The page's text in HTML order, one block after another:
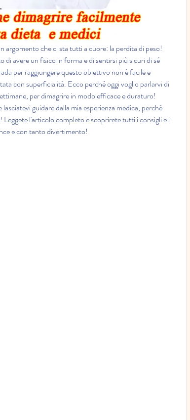
argomento che ci sta tutti a cuore: la perdita di peso!
di avere un fisico in forma e di sentirsi più sicuri di sé
per raggiungere questo obiettivo non è facile e
con superficialità. Ecco perché oggi voglio parlarvi di
per dimagrire in modo efficace e duraturo!
guidare dalla mia esperienza medica, perché
Leggete l'articolo completo e scoprirete tutti i consigli e i
e con tanto divertimento!